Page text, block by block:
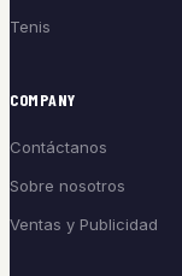
Tenis
COMPANY
Contáctanos
Sobre nosotros
Ventas y Publicidad